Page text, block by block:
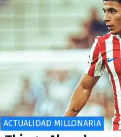
ACTUALIDAD MILLONARIA